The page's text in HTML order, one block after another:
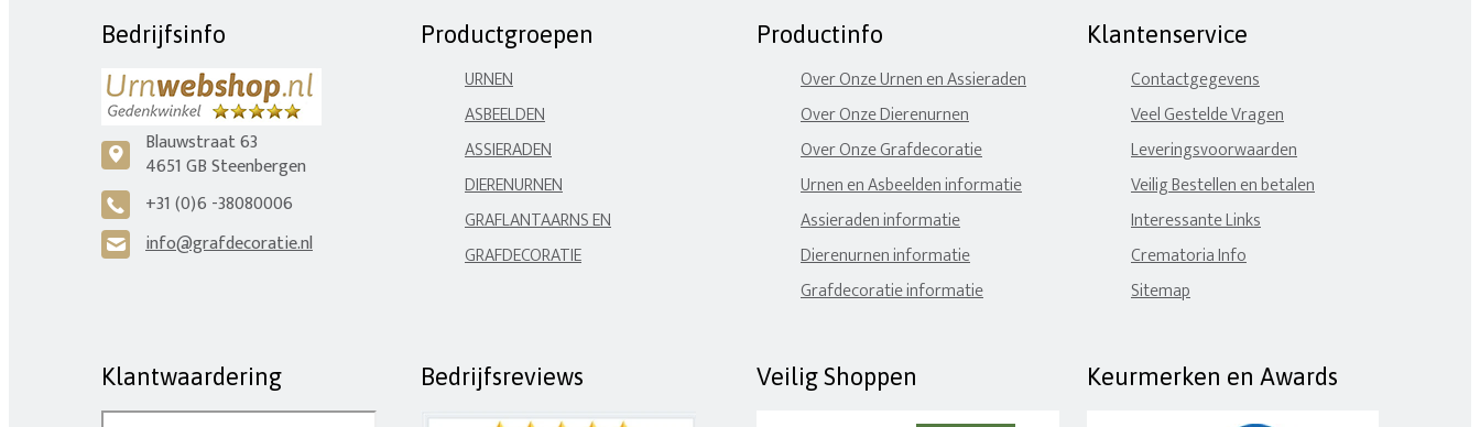
Bedrijfsinfo
c
Blauwstraat 63
4651 GB Steenbergen
A +31 (0)6 -38080006
H info@grafdecoratie.nl
Productgroepen
URNEN
ASBEELDEN
ASSIERADEN
DIERENURNEN
GRAFLANTAARNS EN
GRAFDECORATIE
Productinfo
Over Onze Urnen en Assieraden
Over Onze Dierenurnen
Over Onze Grafdecoratie
Urnen en Asbeelden informatie
Assieraden informatie
Dierenurnen informatie
Grafdecoratie informatie
Klantenservice
Contactgegevens
Veel Gestelde Vragen
Leveringsvoorwaarden
Veilig Bestellen en betalen
Interessante Links
Crematoria Info
Sitemap
Klantwaardering Bedrijfsreviews Veilig Shoppen Keurmerken en Awards